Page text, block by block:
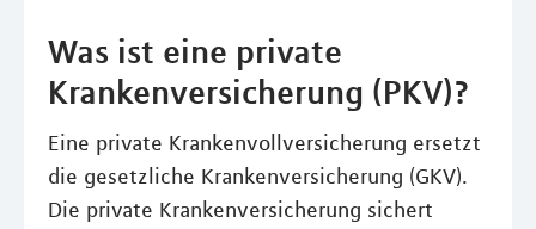
Was ist eine private
Krankenversicherung (PKV)?
Eine private Krankenvollversicherung ersetzt
die gesetzliche Krankenversicherung (GKV).
Die private Krankenversicherung sichert